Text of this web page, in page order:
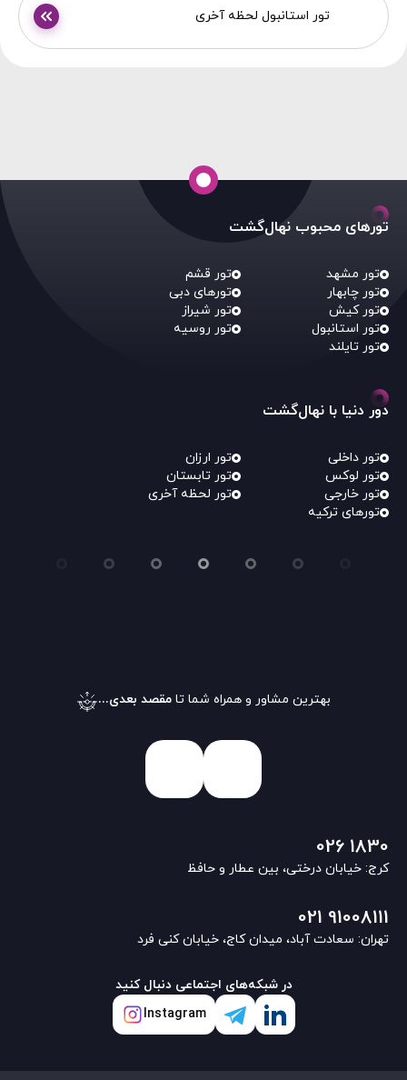
تور استانبول لحظه آخری
تورهای محبوب نهال‌گشت
تور مشهد
تور قشم
تور چابهار
تورهای دبی
تور کیش
تور شیراز
تور استانبول
تور روسیه
تور تایلند
دور دنیا با نهال‌گشت
تور داخلی
تور ارزان
تور لوکس
تور تابستان
تور خارجی
تور لحظه آخری
تورهای ترکیه
بهترین مشاور و همراه شما تا مقصد بعدی...
026 1830
کرج: خیابان درختی، بین عطار و حافظ
021 91008111
تهران: سعادت آباد، میدان کاج، خیابان کنی فرد
در شبکه‌های اجتماعی دنبال کنید
Instagram